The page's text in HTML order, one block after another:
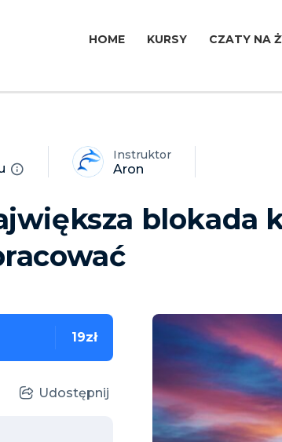
HOME KURSY CZATY NA
Instruktor
Aron
blokada
19zł
Udostępnij